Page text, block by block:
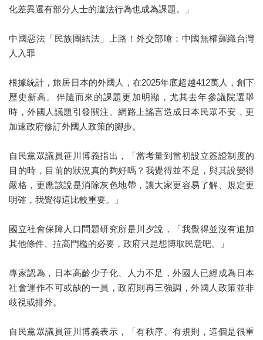
化差異還有部分人士的違法行為也成為課題。」
中國惡法「民族團結法」上路！外交部嗆：中國無權羅織台灣
人入罪
根據統計，旅居日本的外國人，在2025年底超越412萬人，創下
歷史新高。伴隨而來的課題更加明顯，尤其去年參議院選舉
時，外國人議題引發關注。網路上謠言造成日本民眾不安，更
加速政府修訂外國人政策的腳步。
自民黨眾議員笹川博義指出，「當考量到當初設立簽證制度的
目的時，目前的狀況真的夠好嗎？我覺得並不是，與其說變得
嚴格，更應該說是消除灰色地帶，讓大家更容易了解、規定更
明確，我覺得這比較重要。」
國立社會保障人口問題研究所是川夕說，「我覺得並沒有追加
其他條件、拉高門檻的必要，政府只是想博取民意吧。」
專家認為，日本高齡少子化、人力不足，外國人已經成為日本
社會運作不可或缺的一員，政府則再三強調，外國人政策並非
歧視或排外。
自民黨眾議員笹川博義表示，「有秩序、有規則，這個是很重